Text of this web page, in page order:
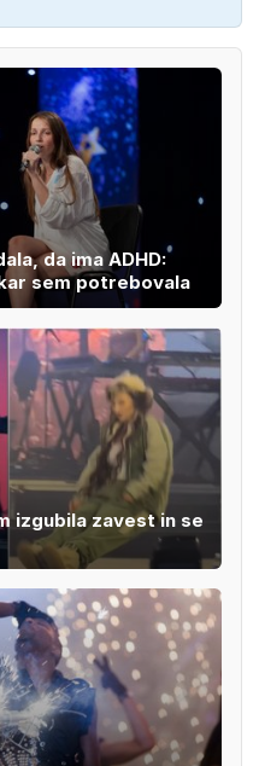
da ima ADHD:
sem potrebovala
izgubila zavest in se